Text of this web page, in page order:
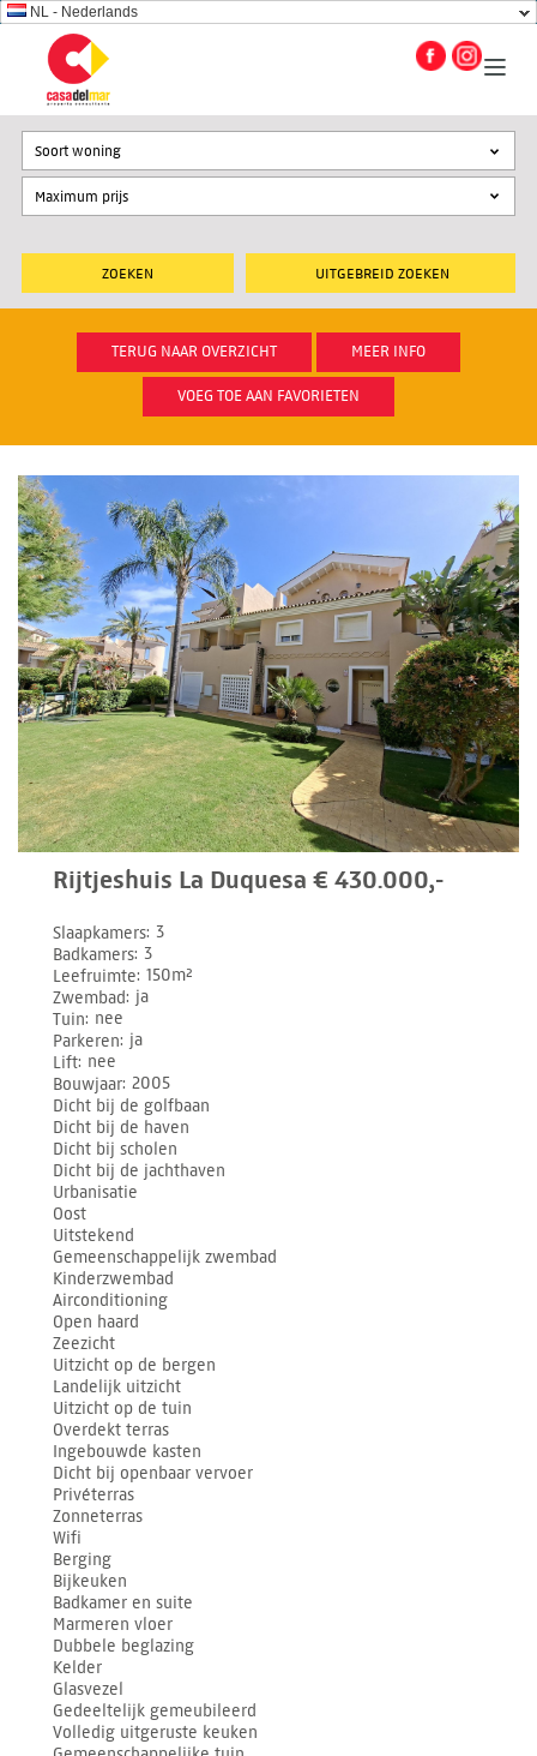
NL - Nederlands
UITGEBREID ZOEKEN
Soort woning
TERUG NAAR OVERZICHT MEER INFO
VOEG TOE AAN FAVORIETEN
Rijtjeshuis La Duquesa € 430.000,-
Slaapkamers 3
Badkamers 3
Leefruimte 150m²
Zwembad ja
Tuin nee
Parkeren ja
Lift nee
Bouwjaar 2005
Dicht bij de golfbaan
Dicht bij de haven
Dicht bij scholen
Dicht bij de jachthaven
Urbanisatie
Oost
Uitstekend
Gemeenschappelijk zwembad
Kinderzwembad
Airconditioning
Open haard
Zeezicht
Uitzicht op de bergen
Landelijk uitzicht
Uitzicht op de tuin
Overdekt terras
Ingebouwde kasten
Dicht bij openbaar vervoer
Privéterras
Zonneterras
Wifi
Berging
Bijkeuken
Badkamer en suite
Marmeren vloer
Dubbele beglazing
Kelder
Glasvezel
Gedeeltelijk gemeubileerd
Volledig uitgeruste keuken